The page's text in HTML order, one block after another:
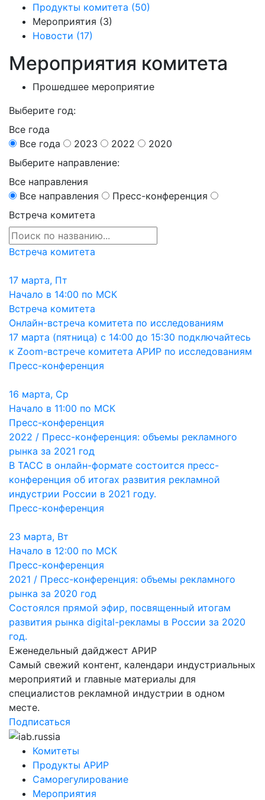
Продукты комитета (50)
Мероприятия (3)
Новости (17)
Мероприятия комитета
Прошедшее мероприятие
Выберите год:
Все года
Все года
2023 2022
2020
Выберите направление:
Все направления
Все направления
Пресс-конференция
Встреча комитета
Встреча комитета
17 марта, Пт
Начало в 14:00 по МСК
Встреча комитета
Онлайн-встреча комитета по исследованиям
17 марта (пятница) с 14:00 до 15:30 подключайтесь
к Zoom-встрече комитета АРИР по исследованиям
Пресс-конференция
16 марта, Ср
Начало в 11:00 по МСК
Пресс-конференция
2022 / Пресс-конференция: объемы рекламного
рынка за 2021 год
В ТАСС в онлайн-формате состоится пресс-
конференция об итогах развития рекламной
индустрии России в 2021 году.
Пресс-конференция
23 марта, Вт
Начало в 12:00 по МСК
Пресс-конференция
2021 / Пресс-конференция: объемы рекламного
рынка за 2020 год
Cостоялся прямой эфир, посвященный итогам
развития рынка digital-рекламы в России за 2020
год.
Еженедельный дайджест АРИР
Самый свежий контент, календари индустриальных
мероприятий и главные материалы для
специалистов рекламной индустрии в одном
месте.
Подписаться
Комитеты
Продукты АРИР
Саморегулирование
Мероприятия